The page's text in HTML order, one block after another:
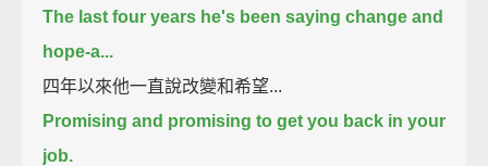
The last four years he's been saying change and
hope-a...
四年以來他一直說改變和希望...
Promising and promising to get you back in your
job.